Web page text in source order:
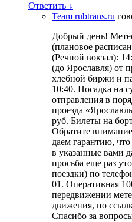
Ответить ↓
Team rubtrans.ru
Добрый день!
(плановое
(Речной вокзал):
(до Ярославля) от
хлебной биржи и
10:40. Посадка на
отправления в
проезда
руб. Билеты на
Обратите
даем гарантию,
в указанные вами
просьба еще раз
поездки) по
01. Оперативная
передвижении
движения, по
Спасибо за